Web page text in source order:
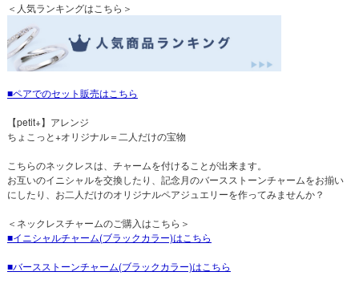
＜人気ランキングはこちら＞
ペアでのセット販売はこちら
【petit+】アレンジ
ちょこっと+オリジナル＝二人だけの宝物
こちらのネックレスは、チャームを付けることが出来ます。
お互いのイニシャルを交換したり、記念月のバースストーンチャームをお揃い
にしたり、お二人だけのオリジナルペアジュエリーを作ってみませんか？
＜ネックレスチャームのご購入はこちら＞
イニシャルチャーム(ブラックカラー)はこちら
バースストーンチャーム(ブラックカラー)はこちら